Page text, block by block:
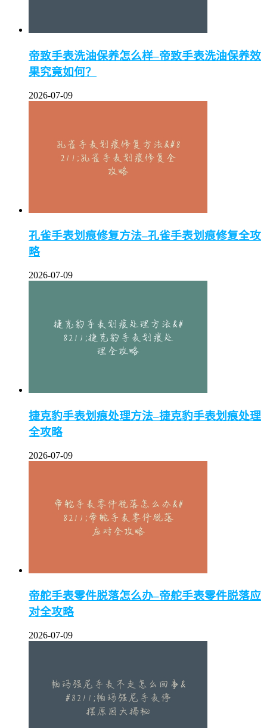
帝致手表洗油保养怎么样–帝致手表洗油保养效
果究竟如何？
2026-07-09
孔雀手表划痕修复方法–孔雀手表划痕修复全攻
略
2026-07-09
捷克豹手表划痕处理方法–捷克豹手表划痕处理
全攻略
2026-07-09
帝舵手表零件脱落怎么办–帝舵手表零件脱落应
对全攻略
2026-07-09